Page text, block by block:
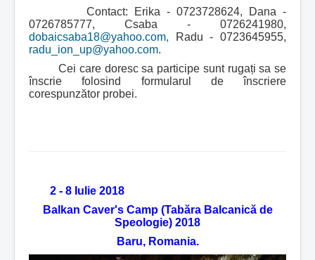
Contact: Erika - 0723728624,
Dana -
0726785777, Csaba - 0726241980,
dobaicsaba18@yahoo.com,
Radu - 0723645955,
radu_ion_up@yahoo.com.
Cei care doresc sa participe sunt rugați sa se
înscrie folosind formularul de înscriere
corespunzător probei.
2 - 8 Iulie 2018
Balkan Caver's Camp (Tabăra Balcanică de
Speologie) 2018
Baru, Romania.